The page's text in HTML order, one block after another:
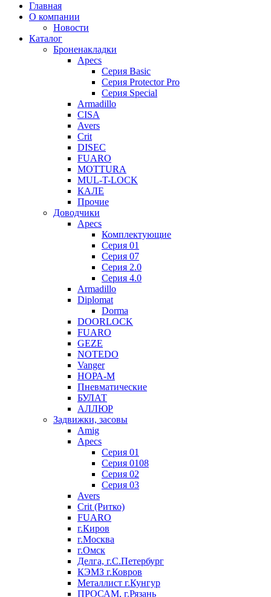
Главная
О компании
Новости
Каталог
Броненакладки
Apecs
Серия Basic
Серия Protector Pro
Серия Special
Armadillo
CISA
Avers
Crit
DISEC
FUARO
MOTTURA
MUL-T-LOCK
КАЛЕ
Прочие
Доводчики
Apecs
Комплектующие
Серия 01
Серия 07
Серия 2.0
Серия 4.0
Armadillo
Diplomat
Dorma
DOORLOCK
FUARO
GEZE
NOTEDO
Vanger
НОРА-М
Пневматические
БУЛАТ
АЛЛЮР
Задвижки, засовы
Amig
Apecs
Серия 01
Серия 0108
Серия 02
Серия 03
Avers
Crit (Ритко)
FUARO
г.Киров
г.Москва
г.Омск
Делга, г.С.Петербург
КЭМЗ г.Ковров
Металлист г.Кунгур
ПРОСАМ, г.Рязань